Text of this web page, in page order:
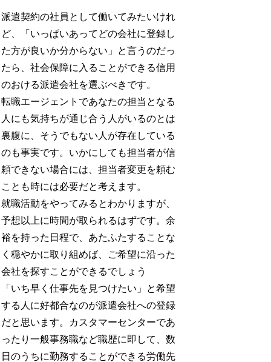
派遣契約の社員として働いてみたいけれ
ど、「いっぱいあってどの会社に登録し
た方が良いか分からない」と言うのだっ
たら、社会保障に入ることができる信用
のおける派遣会社を選ぶべきです。
転職エージェントであなたの担当となる
人にも気持ちが通じ合う人がいるのとは
裏腹に、そうでもない人が存在している
のも事実です。いかにしても担当者が信
頼できない場合には、担当者変更を頼む
ことも時には必要だと考えます。
就職活動をやってみるとわかりますが、
予想以上に時間が取られるはずです。余
裕を持った日程で、あたふたすることな
く穏やかに取り組めば、ご希望に沿った
会社を探すことができるでしょう
「いち早く仕事先を見つけたい」と希望
する人に好都合なのが派遣会社への登録
だと思います。カスタマーセンターであ
ったり一般事務職など職歴に即して、数
日のうちに勤務することができる労働先